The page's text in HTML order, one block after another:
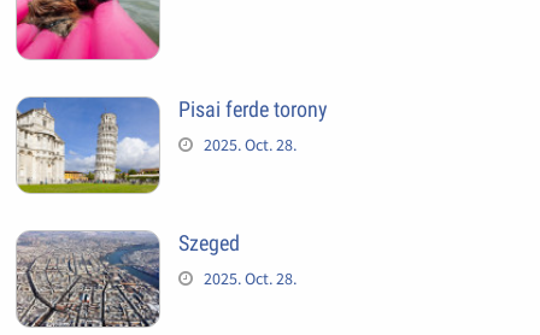
Pisai ferde torony
2025. Oct. 28.
Szeged
2025. Oct. 28.